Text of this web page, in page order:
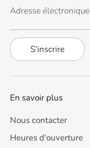
Adresse électronique
S'inscrire
En savoir plus
Nous contacter
Heures d'ouverture